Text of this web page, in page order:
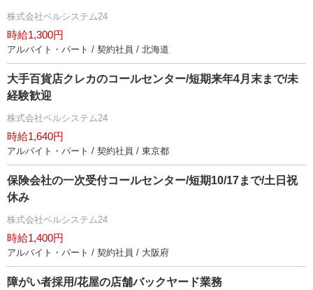
株式会社ベルシステム24
時給1,300円
アルバイト・パート / 契約社員 / 北海道
大手百貨店クレカのコールセンター/短期来年4月末まで/未
経験歓迎
株式会社ベルシステム24
時給1,640円
アルバイト・パート / 契約社員 / 東京都
保険会社の一次受付コールセンター/短期10/17まで/土日祝
休み
株式会社ベルシステム24
時給1,400円
アルバイト・パート / 契約社員 / 大阪府
障がい者採用/花屋の店舗バックヤード業務